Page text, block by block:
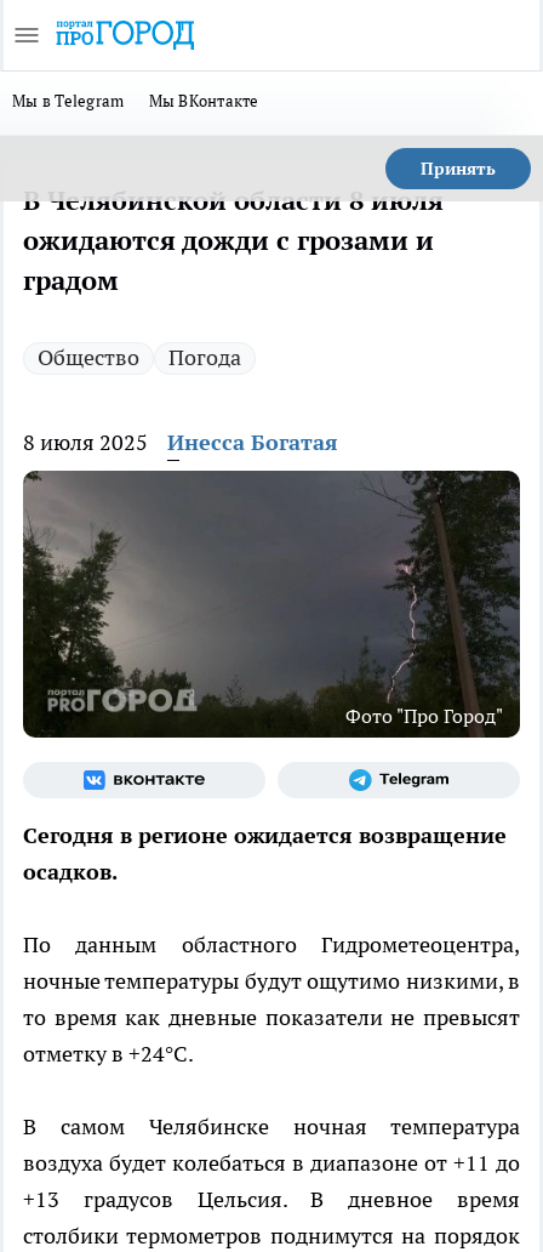
Мы в Telegram Мы ВКонтакте
Принять
В Челябинской области 8 июля
ожидаются дожди с грозами и
градом
Общество Погода
8 июля 2025 Инесса Богатая
Фото "Про Город"
Сегодня в регионе ожидается возвращение
осадков.
По данным областного Гидрометеоцентра,
ночные температуры будут ощутимо низкими, в
то время как дневные показатели не превысят
отметку в +24°C.
В самом Челябинске ночная температура
воздуха будет колебаться в диапазоне от +11 до
+13 градусов Цельсия. В дневное время
столбики термометров поднимутся на порядок